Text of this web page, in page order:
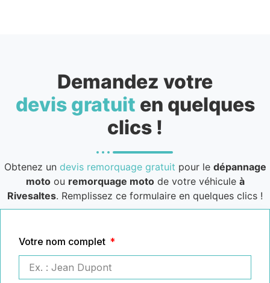
Demandez votre
devis gratuit en quelques
clics !
Obtenez un devis remorquage gratuit pour le dépannage
motoou remorquage motode votre véhicule à
Rivesaltes. Remplissez ce formulaire en quelques clics !
Votre nom complet